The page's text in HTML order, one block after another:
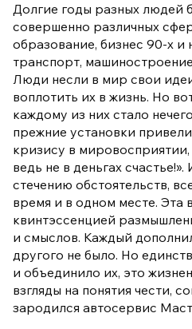
Долгие годы разных людей
совершенно различных
образование, бизнес 90-х и
транспорт,
Люди несли в мир свои
воплотить их в жизнь. Но
каждому из них стало
прежние установки
кризису в
ведь не в деньгах
стечению обстоятельств,
время и в одном месте. Эта
квинтэссенцией
и смыслов. Каждый
другого не было. Но
и объединило их, это
взгляды на понятия чести,
зародился автосервис